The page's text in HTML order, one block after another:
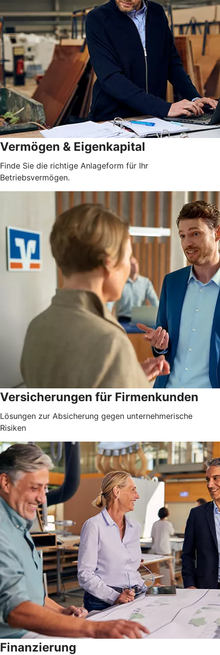
Vermögen & Eigenkapital
Finde Sie die richtige Anlageform für Ihr
Betriebsvermögen.
Versicherungen für Firmenkunden
Lösungen zur Absicherung gegen unternehmerische
Risiken
Finanzierung